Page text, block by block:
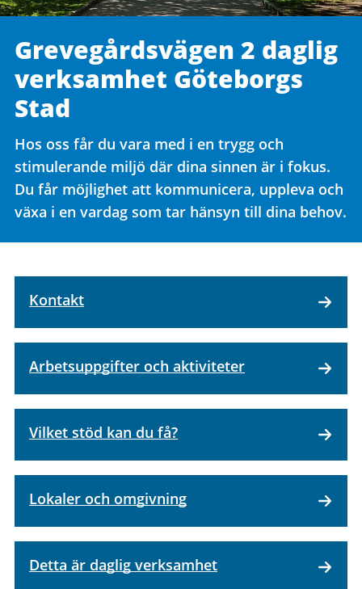
Grevegårdsvägen 2 daglig
verksamhet Göteborgs
Stad
Hos oss får du vara med i en trygg och
stimulerande miljö där dina sinnen är i fokus.
Du får möjlighet att kommunicera, uppleva och
växa i en vardag som tar hänsyn till dina behov.
Kontakt
Arbetsuppgifter och aktiviteter
Vilket stöd kan du få?
Lokaler och omgivning
Detta är daglig verksamhet